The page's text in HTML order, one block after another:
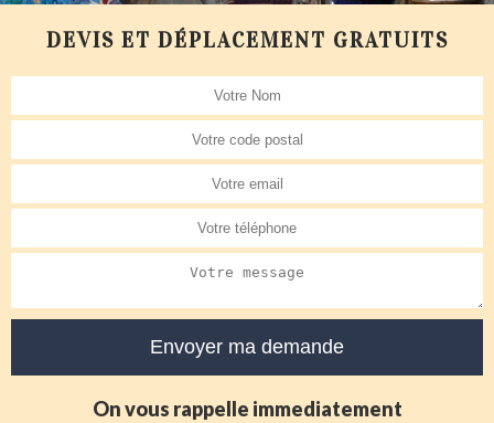
DEVIS ET DÉPLACEMENT GRATUITS
On vous rappelle immediatement